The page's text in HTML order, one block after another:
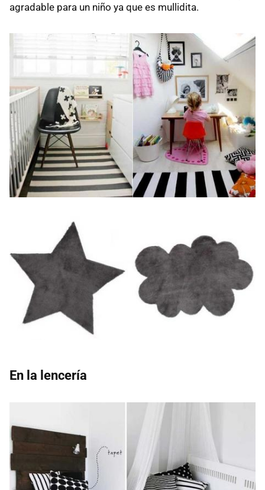
agradable para un niño ya que es mullidita.
En la lencería